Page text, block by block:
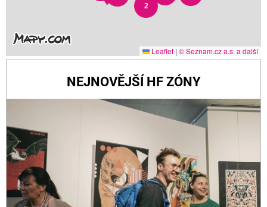
2
Leaflet | © Seznam.cz a.s. a další
NEJNOVĚJŠÍ HF ZÓNY